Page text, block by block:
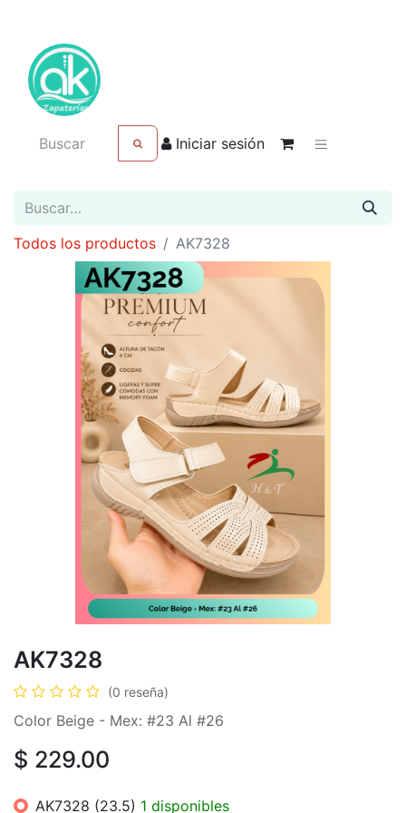
Iniciar sesión
Todos los productos AK7328
AK7328
(0 reseña)
Color Beige - Mex: #23 Al #26
$ 229.00
AK7328 (23.5) 1 disponibles